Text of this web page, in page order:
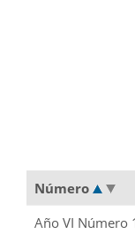
Número
Año VI Número